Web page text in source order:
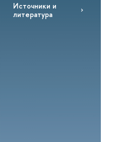
Источники и
литература